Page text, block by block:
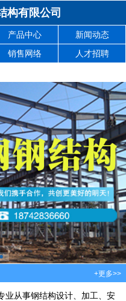
构有限公司
产品中心
新闻动态
销售网络
人才招聘
+更多>>
业从事钢结构设计、加工、安